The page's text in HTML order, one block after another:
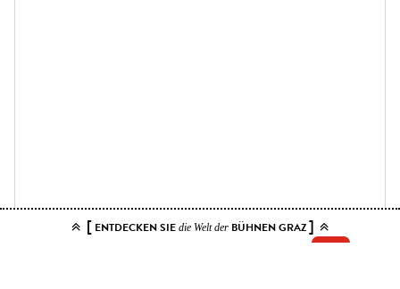
[ENTDECKEN SIE die Welt derBÜHNEN GRAZ]